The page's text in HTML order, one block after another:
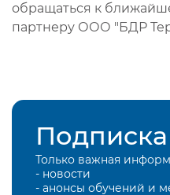
обращаться к
партнеру ООО "БДР
Подписка
Только важная
- новости
- анонсы обучений и